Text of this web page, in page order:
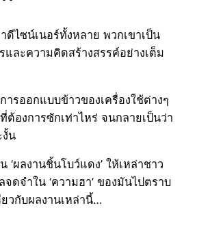
ดีไซน์เนอร์ทั้งหลาย พวกเขาเป็น
ละความคิดสร้างสรรค์อย่างเต็ม
รออกแบบข้าวของเครื่องใช้ต่างๆ
ต้องการซักเท่าไหร่ จนกลายเป็นว่า
น
‘ผลงานชิ้นโบว์แดง’ ให้เหล่าชาว
ดจำใน ‘ความฮา’ ของมันไปตราบ
วกับผลงานเหล่านี้…